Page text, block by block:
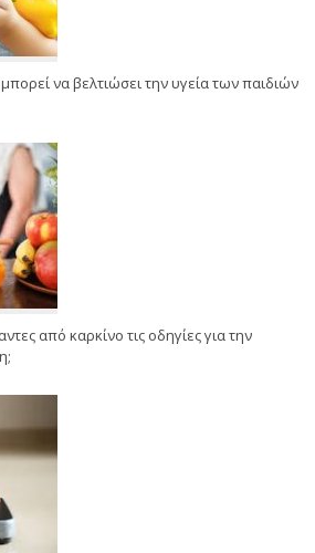
να βελτιώσει την υγεία των παιδιών
από καρκίνο τις οδηγίες για την